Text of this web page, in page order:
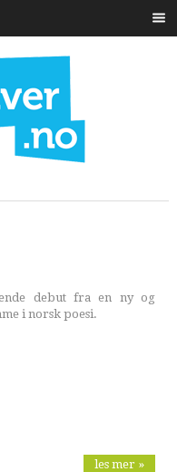
debut fra en ny og
i norsk poesi.
les mer »